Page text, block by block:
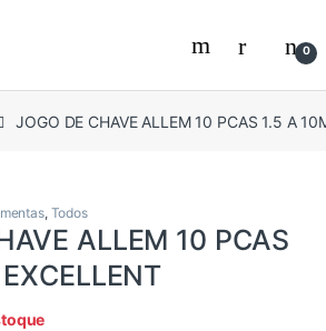
0
JOGO DE CHAVE ALLEM 10 PCAS 1.5 A
, Todos
ALLEM 10 PCAS